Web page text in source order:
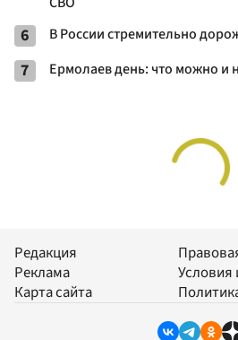
6 В России стремительно
7 Ермолаев день: что можно и
Редакция
Реклама
Карта сайта
Условия